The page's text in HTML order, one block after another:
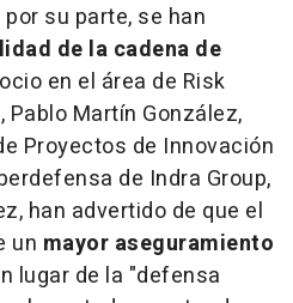
su parte, se han
de la cadena de
en el área de Risk
Martín González,
Proyectos de Innovación
de Indra Group,
han advertido de que el
un mayor aseguramiento
lugar de la "defensa